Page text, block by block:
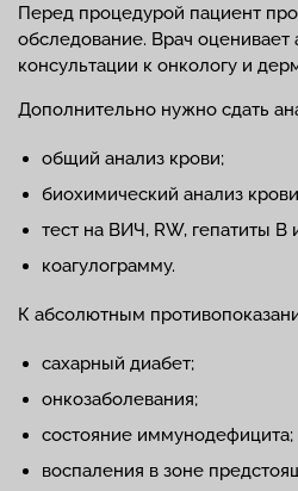
Перед процедурой пациент
обследование. Врач оценивает
консультации к онкологу и
Дополнительно нужно сдать
общий анализ крови;
биохимический анализ
тест на ВИЧ, RW, гепатиты В
коагулограмму.
К абсолютным
сахарный диабет;
онкозаболевания;
состояние иммунодефицита;
воспаления в зоне